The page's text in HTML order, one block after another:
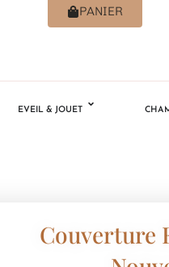
PANIER
EVEIL & JOUET
Couverture